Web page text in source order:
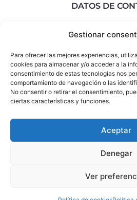
Gestionar
Para ofrecer las mejores experiencias,
cookies para almacenar y/o acceder a la
consentimiento de estas tecnologías nos
comportamiento de navegación o las
No consentir o retirar el consentimiento,
ciertas características y funciones.
Aceptar
Denegar
Ver
DATOS DE
Aviso LegalPolítica de
copyright ©2026